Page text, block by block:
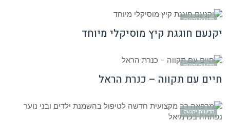
חדשות יקנעם
יקנעם חוגגת קיץ מוסיקלי מיוחד
חדשות יקנעם
חיים עם תקווה – כנרת הראל
חדשות יקנעם